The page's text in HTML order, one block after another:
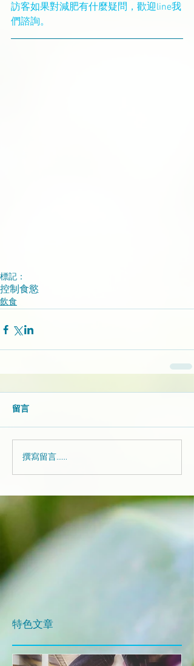
訪客如果對減肥有什麼疑問，歡迎line我
們諮詢。
標記：
控制食慾
飲食
留言
撰寫留言......
​特色文章